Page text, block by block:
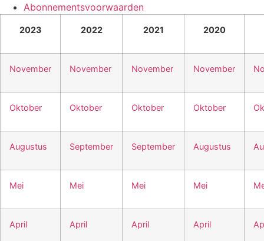
Abonnementsvoorwaarden
2023 2022 2021 2020
November November November November
Oktober Oktober Oktober Oktober
Augustus September September Augustus
Mei Mei Mei Mei
April April April April